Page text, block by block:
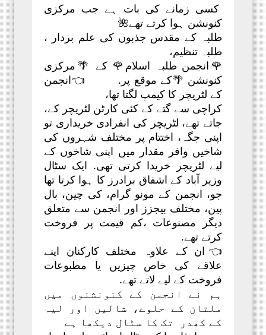
کسی زمانے کی بات ہے جب مرکزی
کنونشن ہوا کرتے تھے🌺
طلبہ کے مقدس جذبوں کی علم بردار ،
طلبہ تنظیم،
🌹انجمن طلبہ اسلام🌹 کے 🌴مرکزی
کنونشن 🌴کے موقع پر. 👈انجمن
کے لٹریچر کا کیمپ لگتا تھا،
کراچی سے گتے کے کئی کارٹن لٹریچر کے،
جاتے تھے، لٹریچر کی انفرادی خریداری تو
اپنی جگہ، اختتام پر مختلف شہروں کی
شاخیں وافر مقدار میں اپنی شاخوں کے
لیے لٹریچر خریدا کرتی تھی. ایک سٹال
وزیر آباد کے اشفاق برادرز کا ہوا کرتا تھا
جو، انجمن کے مونو گرام، کی چین، بال
پین، مختلف بیجزز اور انجمن سے متعلق
دیگر مصنوعات ،کم قیمت پر فروخت
کرتے تھے.
👈ان کے علاوہ مختلف کارکنان اپنے
علاقے کی خاص چیزیں یا مطبوعات
فروخت کے لیے لاتے تھے.
ہم نے انجمن کے کنونشنوں میں
ملتان کے حلوے، شالیں اور لیہ
کے کھدر تک کا سٹال دیکھا ہے